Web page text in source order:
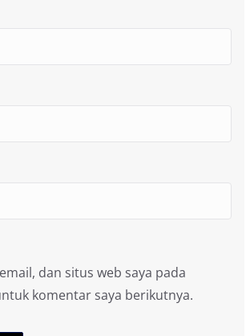
dan situs web saya pada
komentar saya berikutnya.